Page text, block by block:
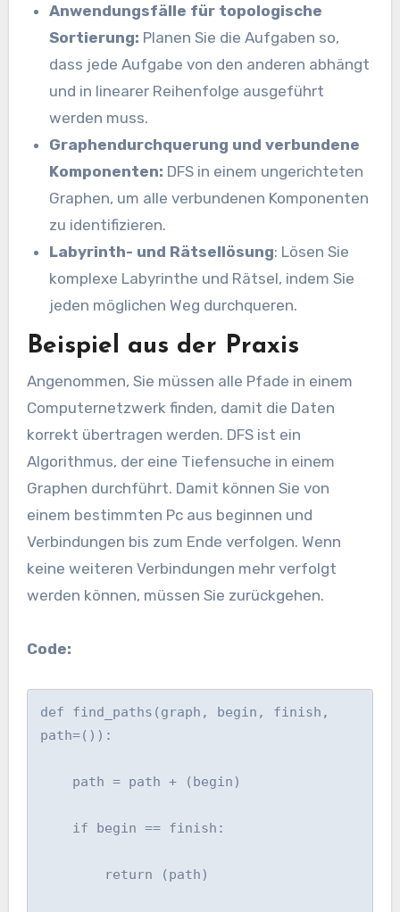
Anwendungsfälle für topologische
Sortierung: Planen Sie die Aufgaben so,
dass jede Aufgabe von den anderen abhängt
und in linearer Reihenfolge ausgeführt
werden muss.
Graphendurchquerung und verbundene
Komponenten: DFS in einem ungerichteten
Graphen, um alle verbundenen Komponenten
zu identifizieren.
Labyrinth- und Rätsellösung: Lösen Sie
komplexe Labyrinthe und Rätsel, indem Sie
jeden möglichen Weg durchqueren.
Beispiel aus der Praxis
Angenommen, Sie müssen alle Pfade in einem
Computernetzwerk finden, damit die Daten
korrekt übertragen werden. DFS ist ein
Algorithmus, der eine Tiefensuche in einem
Graphen durchführt. Damit können Sie von
einem bestimmten Pc aus beginnen und
Verbindungen bis zum Ende verfolgen. Wenn
keine weiteren Verbindungen mehr verfolgt
werden können, müssen Sie zurückgehen.
Code:
def find_paths(graph, begin, finish,
path=()):
path = path + (begin)
if begin == finish:
return (path)